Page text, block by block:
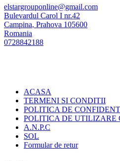
elstargrouponline@gmail.com
Bulevardul Carol I nr.42
Campina, Prahova 105600
Romania
0728842188
ACASA
TERMENI SI CONDITII
POLITICA DE
POLITICA DE UTILIZARE
A.N.P.C
SOL
Formular de retur